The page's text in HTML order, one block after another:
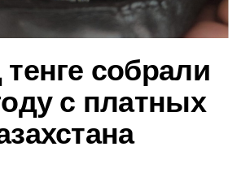
собрали
с платных